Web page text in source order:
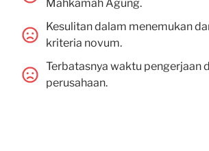
Mahkamah Agung.
Kesulitan dalam menemukan
kriteria novum.
Terbatasnya waktu pengerjaan
perusahaan.